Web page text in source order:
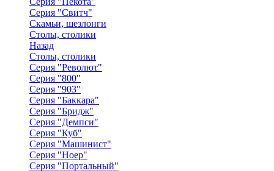
Серия "Свитч"
Скамьи, шезлонги
Столы, столики
Назад
Столы, столики
Серия "Револют"
Серия "800"
Серия "903"
Серия "Баккара"
Серия "Бридж"
Серия "Демпси"
Серия "Куб"
Серия "Машинист"
Серия "Ноер"
Серия "Портальный"